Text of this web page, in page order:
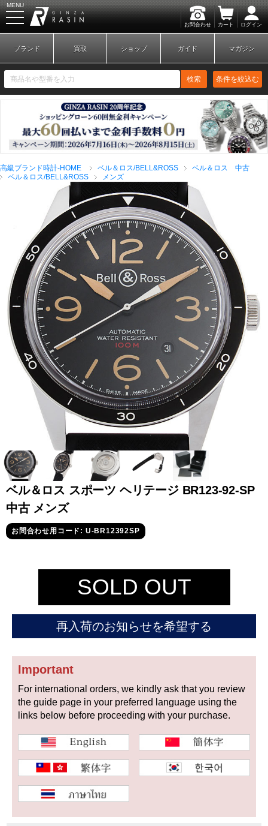
お問合わせ カート ログイン
MENU
新規会員登録 ログイン
ブランドから探す
全てのブランドを見
る
ロレックス
パテック
フィリップ
オーデマピゲ ウブロ カルティエ
グランド
セイコー
オメガ
コンスタンタン
商品の状態から探す
新品 未使用品
中古品 アンティーク品
WEB限定品
ブランド 買取 ショップ ガイド マガジン
検索 条件を絞込む
高級ブランド時計-HOME ベル＆ロス/BELL&ROSS
ベル＆ロス 中古
ベル＆ロス/BELL&ROSS
メンズ
ベル＆ロス スポーツ ヘリテージ BR123-92-SP
中古 メンズ
お問合わせ用コード: U-BR12392SP
SOLD OUT
再入荷のお知らせを希望する
Important
For international orders, we kindly ask that you review
the guide page in your preferred language using the
links below before proceeding with your purchase.